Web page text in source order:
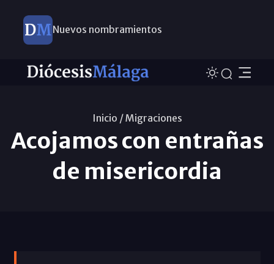
Nuevos nombramientos
Inicio /Migraciones
Acojamos con entrañas
de misericordia